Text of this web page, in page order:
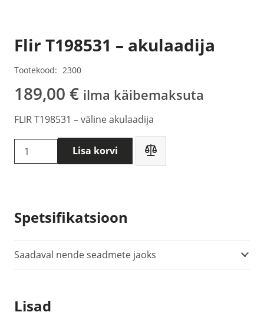
Flir T198531 – akulaadija
Tootekood: 2300
189,00 € ilma käibemaksuta
FLIR T198531 – väline akulaadija
Flir
T198531
Lisa korvi
Spetsifikatsioon
Saadaval nende seadmete jaoks
Lisad